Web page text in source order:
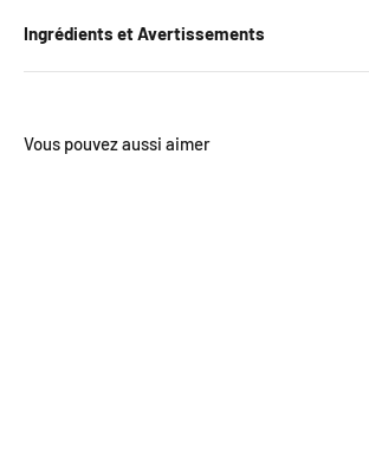
Ingrédients et Avertissements
Vous pouvez aussi aimer